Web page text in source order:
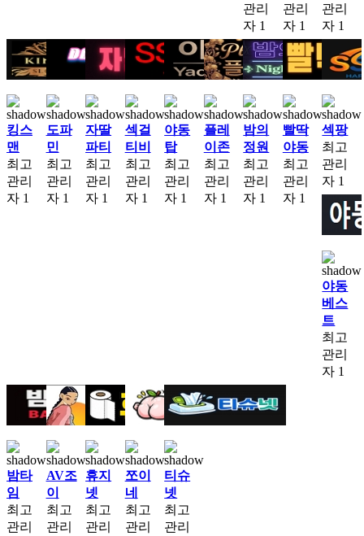
관리
자 1
관리
자 1
관리
자 1
킹스
맨
최고
관리
자 1
도파
민
최고
관리
자 1
자딸
파티
최고
관리
자 1
섹걸
티비
최고
관리
자 1
야동
탑
최고
관리
자 1
플레
이존
최고
관리
자 1
밤의
정원
최고
관리
자 1
빨딱
야동
최고
관리
자 1
섹팡
최고
관리
자 1
야동
베스
트
최고
관리
자 1
밤타
임
최고
관리
AV조
이
최고
관리
휴지
넷
최고
관리
쪼이
네
최고
관리
티슈
넷
최고
관리